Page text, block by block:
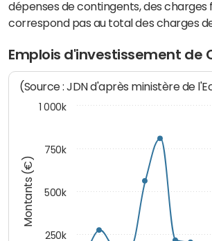
dépenses de contingents, des
correspond pas au total des charges
Emplois d'investissement de
Montants (€)
(Source : JDN d'après ministère de
250k
500k
750k
1 000k